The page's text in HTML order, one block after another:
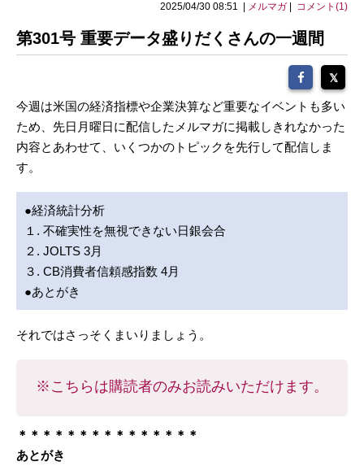
2025/04/30 08:51 | メルマガ コメント(1)
第301号 重要データ盛りだくさんの一週間
今週は米国の経済指標や企業決算など重要なイベントも多い
ため、先日月曜日に配信したメルマガに掲載しきれなかった
内容とあわせて、いくつかのトピックを先行して配信しま
す。
●経済統計分析
１. 不確実性を無視できない日銀会合
２. JOLTS 3月
３. CB消費者信頼感指数 4月
●あとがき
それではさっそくまいりましょう。
※こちらは購読者のみお読みいただけます。
＊＊＊＊＊＊＊＊＊＊＊＊＊＊＊
あとがき